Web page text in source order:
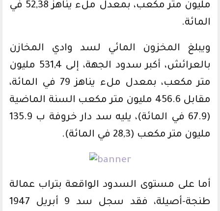
مليون متر مكعب، بمعدل ملء يناهز 52,38 في
المائة.
ويبلغ المخزون المائي لسد وادي المخازن
بالعرائش، أكبر سدود الجهة، إلى 531,4 مليون
متر مكعب، بمعدل ملء يناهز 79 في المائة،
مقابل 456.6 مليون متر مكعب السنة الماضية
(67.9 في المائة)، يليه سد دار خروفة ب 135.9
مليون متر مكعب (28,3 في المائة).
أما على مستوى السدود الواقعة بتراب عمالة
طنجة-أصيلة، فقد سجل سد 9 أبريل 1947